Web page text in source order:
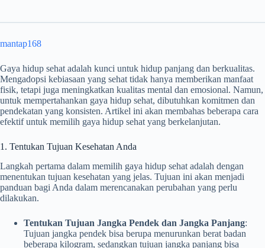
mantap168
Gaya hidup sehat adalah kunci untuk hidup panjang dan berkualitas.
Mengadopsi kebiasaan yang sehat tidak hanya memberikan manfaat
fisik, tetapi juga meningkatkan kualitas mental dan emosional. Namun,
untuk mempertahankan gaya hidup sehat, dibutuhkan komitmen dan
pendekatan yang konsisten. Artikel ini akan membahas beberapa cara
efektif untuk memilih gaya hidup sehat yang berkelanjutan.
1. Tentukan Tujuan Kesehatan Anda
Langkah pertama dalam memilih gaya hidup sehat adalah dengan
menentukan tujuan kesehatan yang jelas. Tujuan ini akan menjadi
panduan bagi Anda dalam merencanakan perubahan yang perlu
dilakukan.
Tentukan Tujuan Jangka Pendek dan Jangka Panjang:
Tujuan jangka pendek bisa berupa menurunkan berat badan
beberapa kilogram, sedangkan tujuan jangka panjang bisa